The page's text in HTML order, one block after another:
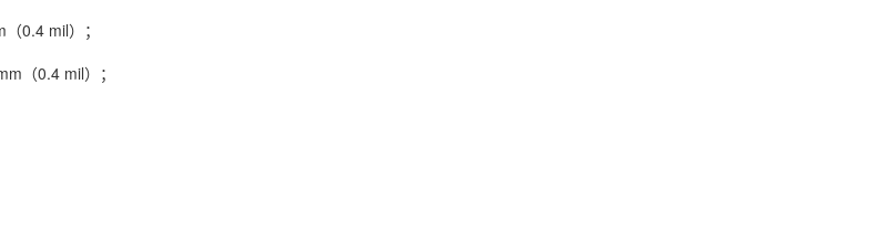
0.4 mil）；
（0.4 mil）；